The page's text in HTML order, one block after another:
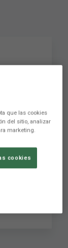
que las cookies
del sitio, analizar
marketing.
cookies